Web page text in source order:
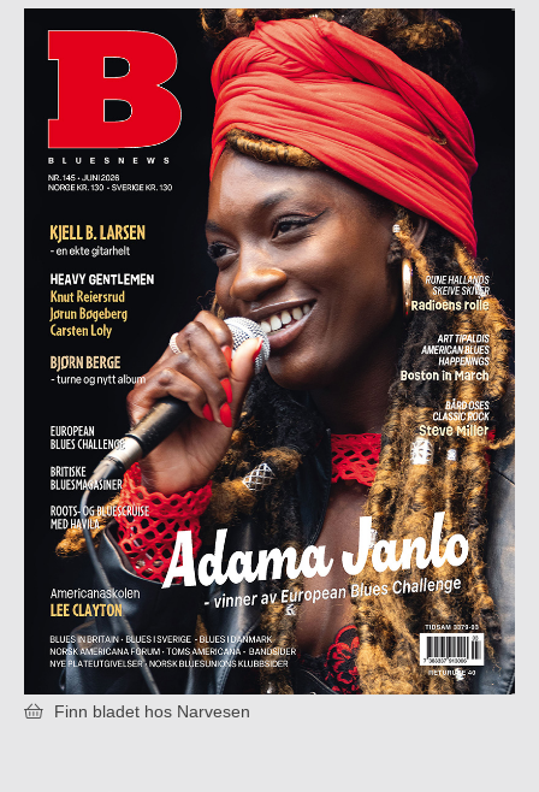
Finn bladet hos Narvesen